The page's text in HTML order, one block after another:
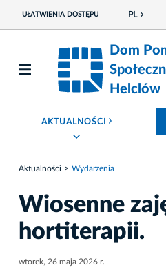
UŁATWIENIA DOSTĘPU PL
Dom
Helclów
AKTUALNOŚCI ROZWIŃ MENU
Aktualności Wydarzenia
Wiosenne
hortiterapii.
wtorek, 26 maja 2026 r.